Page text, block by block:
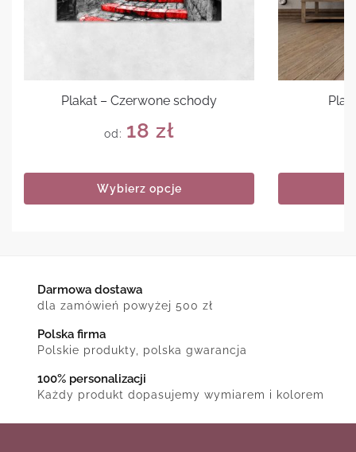
Plakat – Czerwone schody
od: 18 zł
Wybierz opcje
Darmowa dostawa
dla zamówień powyżej 500 zł
Polska firma
Polskie produkty, polska gwarancja
100% personalizacji
Każdy produkt dopasujemy wymiarem i kolorem